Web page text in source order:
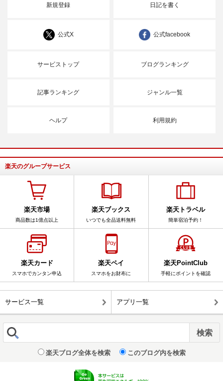
新規登録 日記を書く
公式X 公式facebook
サービストップ ブログランキング
記事ランキング ジャンル一覧
ヘルプ 利用規約
楽天のグループサービス
楽天市場
商品数は1億点以上
楽天ブックス
いつでも全品送料無料
楽天トラベル
簡単宿泊予約！
楽天カード
スマホでカンタン申込
楽天ペイ
スマホをお財布に
楽天PointClub
手軽にポイントを確認
サービス一覧 アプリ一覧
楽天ブログ全体を検索 このブログ内を検索